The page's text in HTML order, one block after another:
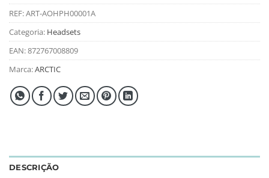
REF:ART-AOHPH00001A
Categoria: Headsets
EAN:872767008809
Marca:ARCTIC
DESCRIÇÃO